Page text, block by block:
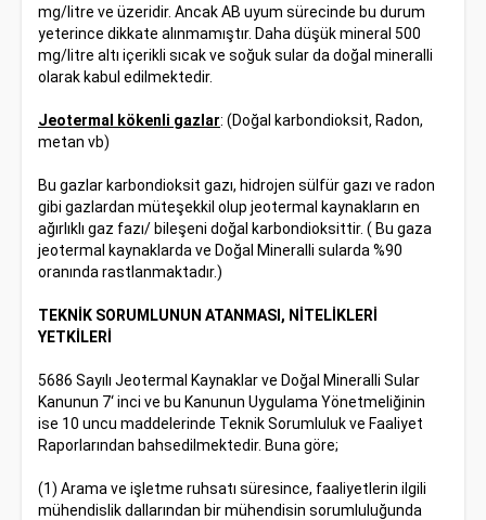
mg/litre ve üzeridir. Ancak AB uyum sürecinde bu durum
yeterince dikkate alınmamıştır. Daha düşük mineral 500
mg/litre altı içerikli sıcak ve soğuk sular da doğal mineralli
olarak kabul edilmektedir.
Jeotermal kökenli gazlar: (Doğal karbondioksit, Radon,
metan vb)
Bu gazlar karbondioksit gazı, hidrojen sülfür gazı ve radon
gibi gazlardan müteşekkil olup jeotermal kaynakların en
ağırlıklı gaz fazı/ bileşeni doğal karbondioksittir. ( Bu gaza
jeotermal kaynaklarda ve Doğal Mineralli sularda %90
oranında rastlanmaktadır.)
TEKNİK SORUMLUNUN ATANMASI, NİTELİKLERİ
YETKİLERİ
5686 Sayılı Jeotermal Kaynaklar ve Doğal Mineralli Sular
Kanunun 7‘ inci ve bu Kanunun Uygulama Yönetmeliğinin
ise 10 uncu maddelerinde Teknik Sorumluluk ve Faaliyet
Raporlarından bahsedilmektedir. Buna göre;
(1) Arama ve işletme ruhsatı süresince, faaliyetlerin ilgili
mühendislik dallarından bir mühendisin sorumluluğunda